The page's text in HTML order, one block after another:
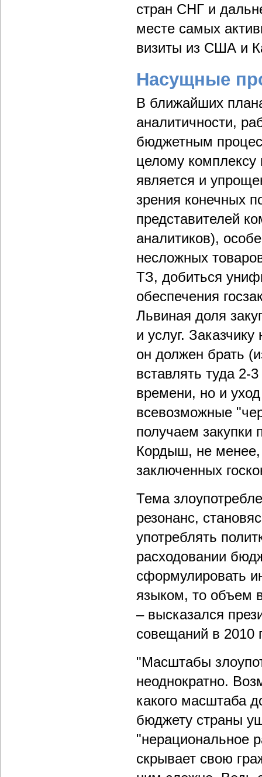
стран СНГ и
месте самых
визиты из США и
Насущные
В ближайших
аналитичности,
бюджетным
целому
является и
зрения конечных
представителей
аналитиков),
несложных
ТЗ, добиться
обеспечения
Львиная доля
и услуг.
он должен брать
вставлять туда 2-
времени, но и
всевозможные
получаем закупки
Кордыш, не менее,
заключенных
Тема
резонанс,
употреблять
расходовании
сформулировать
языком, то объем
– высказался
совещаний в 2010
"Масштабы
неоднократно.
какого масштаба
бюджету страны
"нерациональное
скрывает свою